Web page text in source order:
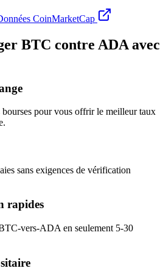
CoinMarketCap
BTC contre ADA avec
pour vous offrir le meilleur taux
sans exigences de vérification
rapides
vers-ADA en seulement 5-30